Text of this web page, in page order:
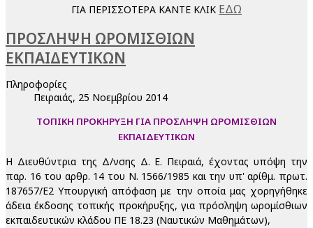
ΓΙΑ ΠΕΡΙΣΣΟΤΕΡΑ ΚΑΝΤΕ ΚΛΙΚ ΕΔΩ
ΠΡΟΣΛΗΨΗ ΩΡΟΜΙΣΘΙΩΝ
ΕΚΠΑΙΔΕΥΤΙΚΩΝ
Πληροφορίες
Πειραιάς, 25 Νοεμβρίου 2014
ΤΟΠΙΚΗ ΠΡΟΚHΡYΞΗ ΓΙΑ ΠΡΟΣΛΗΨΗ ΩΡΟΜΙΣΘΙΩΝ
ΕΚΠΑΙΔΕΥΤΙΚΩΝ
Η Διευθύντρια της Δ/νσης Δ. Ε. Πειραιά, έχοντας υπόψη την
παρ. 16 του αρθρ. 14 του Ν. 1566/1985 και την υπ' αρίθμ. πρωτ.
187657/Ε2 Υπουργική απόφαση με την οποία μας χορηγήθηκε
άδεια έκδοσης τοπικής προκήρυξης, για πρόσληψη ωρομίσθιων
εκπαιδευτικών κλάδου ΠΕ 18.23 (Ναυτικών Μαθημάτων),